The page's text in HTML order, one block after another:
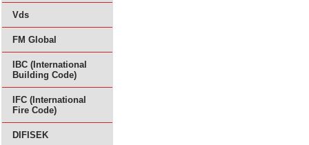
Vds
FM Global
IBC (International
Building Code)
IFC (International
Fire Code)
DIFISEK